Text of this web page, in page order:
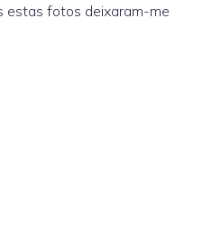
estas fotos deixaram-me